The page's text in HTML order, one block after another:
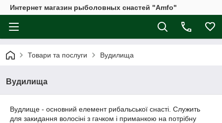
Интернет магазин рыболовных снастей "Amfo"
Товари та послуги Вудилища
Вудилища
Вудлище - основний елемент рибальської снасті. Служить
для закидання волосіні з гачком і приманкою на потрібну